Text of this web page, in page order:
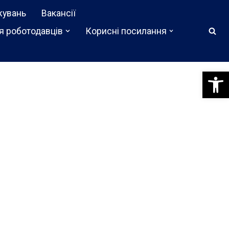
Вакансії
роботодавців
Корисні посилання